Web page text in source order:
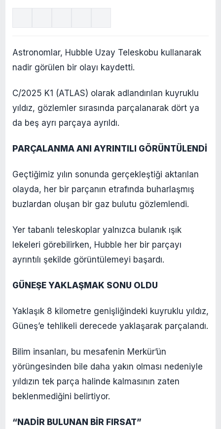
Astronomlar, Hubble Uzay Teleskobu kullanarak
nadir görülen bir olayı kaydetti.
C/2025 K1 (ATLAS) olarak adlandırılan kuyruklu
yıldız, gözlemler sırasında parçalanarak dört ya
da beş ayrı parçaya ayrıldı.
PARÇALANMA ANI AYRINTILI GÖRÜNTÜLENDİ
Geçtiğimiz yılın sonunda gerçekleştiği aktarılan
olayda, her bir parçanın etrafında buharlaşmış
buzlardan oluşan bir gaz bulutu gözlemlendi.
Yer tabanlı teleskoplar yalnızca bulanık ışık
lekeleri görebilirken, Hubble her bir parçayı
ayrıntılı şekilde görüntülemeyi başardı.
GÜNEŞE YAKLAŞMAK SONU OLDU
Yaklaşık 8 kilometre genişliğindeki kuyruklu yıldız,
Güneş’e tehlikeli derecede yaklaşarak parçalandı.
Bilim insanları, bu mesafenin Merkür’ün
yörüngesinden bile daha yakın olması nedeniyle
yıldızın tek parça halinde kalmasının zaten
beklenmediğini belirtiyor.
“NADİR BULUNAN BİR FIRSAT”